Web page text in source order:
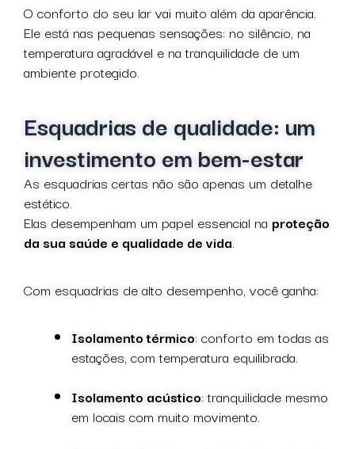
O conforto do seu lar vai muito além da aparência.
Ele está nas pequenas sensações: no silêncio, na
temperatura agradável e na tranquilidade de um
ambiente protegido.
Esquadrias de qualidade: um
investimento em bem-estar
As esquadrias certas não são apenas um detalhe
estético.
Elas desempenham um papel essencial na proteção
da sua saúde e qualidade de vida.
Com esquadrias de alto desempenho, você ganha:
Isolamento térmico: conforto em todas as
estações, com temperatura equilibrada.
Isolamento acústico: tranquilidade mesmo
em locais com muito movimento.